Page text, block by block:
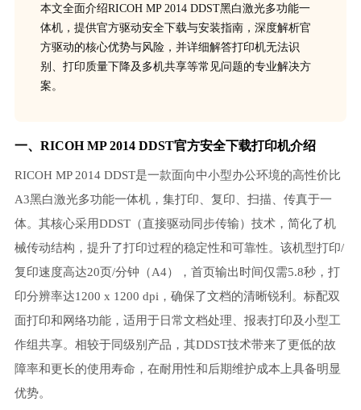
本文全面介绍RICOH MP 2014 DDST黑白激光多功能一
体机，提供官方驱动安全下载与安装指南，深度解析官
方驱动的核心优势与风险，并详细解答打印机无法识
别、打印质量下降及多机共享等常见问题的专业解决方
案。
一、RICOH MP 2014 DDST官方安全下载打印机介绍
RICOH MP 2014 DDST是一款面向中小型办公环境的高性价比
A3黑白激光多功能一体机，集打印、复印、扫描、传真于一
体。其核心采用DDST（直接驱动同步传输）技术，简化了机
械传动结构，提升了打印过程的稳定性和可靠性。该机型打印/
复印速度高达20页/分钟（A4），首页输出时间仅需5.8秒，打
印分辨率达1200 x 1200 dpi，确保了文档的清晰锐利。标配双
面打印和网络功能，适用于日常文档处理、报表打印及小型工
作组共享。相较于同级别产品，其DDST技术带来了更低的故
障率和更长的使用寿命，在耐用性和后期维护成本上具备明显
优势。